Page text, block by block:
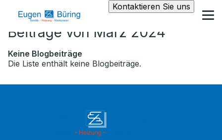
Kontaktieren Sie uns
Beiträge von März 2024
Keine Blogbeiträge
Die Liste enthält keine Blogbeiträge.